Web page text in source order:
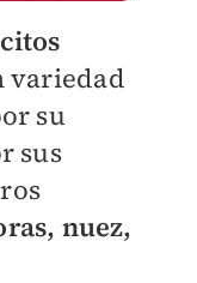
variedad
su
sus
nuez,